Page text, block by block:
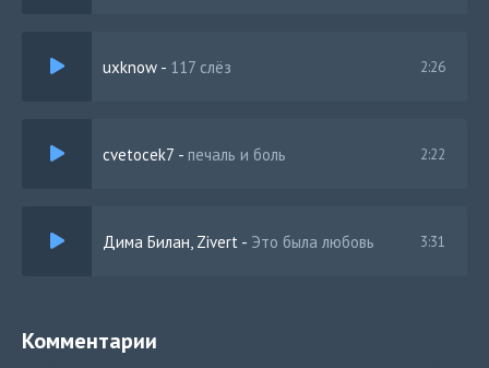
uxknow - 117 слёз 2:26
cvetocek7 - печаль и боль 2:22
Дима Билан, Zivert - Это была любовь 3:31
Комментарии